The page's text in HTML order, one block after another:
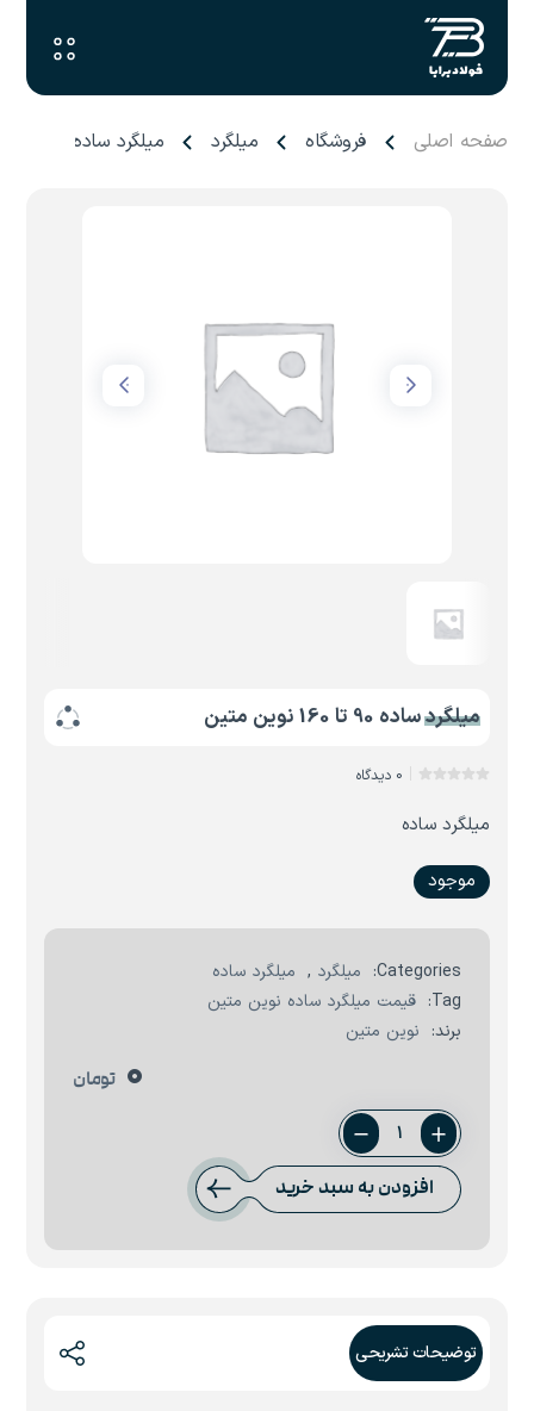
صفحه اصلی فروشگاه میلگرد میلگرد ساده ۹۰ تا ۱۶۰ نوین متین
میلگرد ساده 90 تا 160 نوین متین
0 دیدگاه
میلگرد ساده
موجود
Categories: میلگرد , میلگرد ساده
Tag:
قیمت میلگرد ساده نوین متین
برند: نوین متین
0 تومان
میلگرد
ساده
90
افزودن به سبد خرید
توضیحات تشریحی